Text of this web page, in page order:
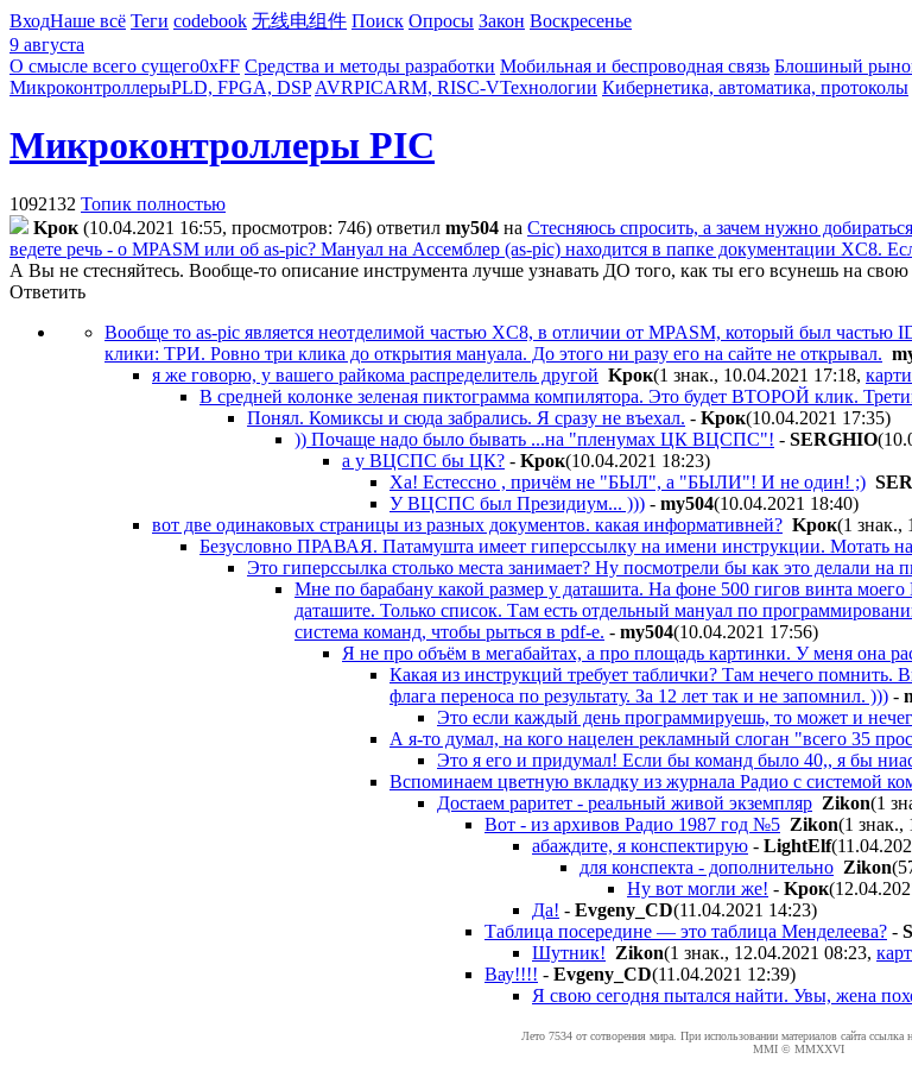
ВходНаше всё Теги codebook 无线电组件 Поиск Опросы Закон Воскресенье
9 августа
О смысле всего сущего0xFF Средства и методы разработки Мобильная и беспроводная связь Блошиный
МикроконтроллерыPLD, FPGA, DSP AVRPICARM, RISC-VТехнологии Кибернетика, автоматика, протоколы
Микроконтроллеры PIC
1092132 Топик полностью
Kpoк (10.04.2021 16:55, просмотров: 746) ответил my504 на Стесняюсь спросить, а зачем нужно
ведете речь - о MPASM или об as-pic? Мануал на Ассемблер (as-pic) находится в папке документации XC8.
А Вы не стесняйтесь. Вообще-то описание инструмента лучше узнавать ДО того, как ты его всунешь на
Ответить
Вообще то as-pic является неотделимой частью XC8, в отличии от MPASM, который был частью
клики: ТРИ. Ровно три клика до открытия мануала. До этого ни разу его на сайте не открывал.
я же говорю, у вашего райкома распределитель другой Kpoк(1 знак., 10.04.2021 17:18,
В средней колонке зеленая пиктограмма компилятора. Это будет ВТОРОЙ клик.
Понял. Комиксы и сюда забрались. Я сразу не въехал. - Kpoк(10.04.2021 17:35)
)) Почаще надо было бывать ...на "пленумах ЦК ВЦСПС"! - SERGHIO
а у ВЦСПС бы ЦК? - Kpoк(10.04.2021 18:23)
Ха! Естессно , причём не "БЫЛ", а "БЫЛИ"! И не один! ;)
У ВЦСПС был Президиум... ))) - my504(10.04.2021 18:40)
вот две одинаковых страницы из разных документов. какая информативней? Kpoк(1 знак.,
Безусловно ПРАВАЯ. Патамушта имеет гиперссылку на имени инструкции. Мотать на
Это гиперссылка столько места занимает? Ну посмотрели бы как это делали на
Мне по барабану какой размер у даташита. На фоне 500 гигов винта
даташите. Только список. Там есть отдельный мануал по
система команд, чтобы рыться в pdf-е. - my504(10.04.2021 17:56)
Я не про объём в мегабайтах, а про площадь картинки. У меня она
Какая из инструкций требует таблички? Там нечего
флага переноса по результату. За 12 лет так и не запомнил. ))) -
Это если каждый день программируешь, то может и
А я-то думал, на кого нацелен рекламный слоган "всего 35
Это я его и придумал! Если бы команд было 40,, я бы
Вспоминаем цветную вкладку из журнала Радио с системой
Достаем раритет - реальный живой экземпляр Zikon(1
Вот - из архивов Радио 1987 год №5 Zikon(1 знак.,
абаждите, я конспектирую - LightElf
для конспекта - дополнительно Zikon
Ну вот могли же! - Kpoк
Да! - Evgeny_CD(11.04.2021 14:23)
Таблица посередине — это таблица Менделеева? -
Шутник! Zikon(1 знак., 12.04.2021 08:23,
Вау!!!! - Evgeny_CD(11.04.2021 12:39)
Я свою сегодня пытался найти. Увы, жена
Лето 7534 от сотворения мира. При использовании материалов сайта ссылка
MMI © MMXXVI